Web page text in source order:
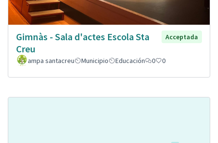
Gimnàs - Sala d'actes Escola Sta
Creu
Acceptada
ampa santacreu Municipio Educación 0 0